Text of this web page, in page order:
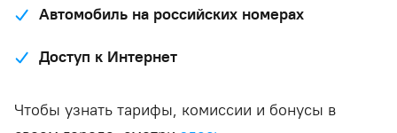
Автомобиль на российских номерах
Доступ к Интернет
Чтобы узнать тарифы, комиссии и бонусы в